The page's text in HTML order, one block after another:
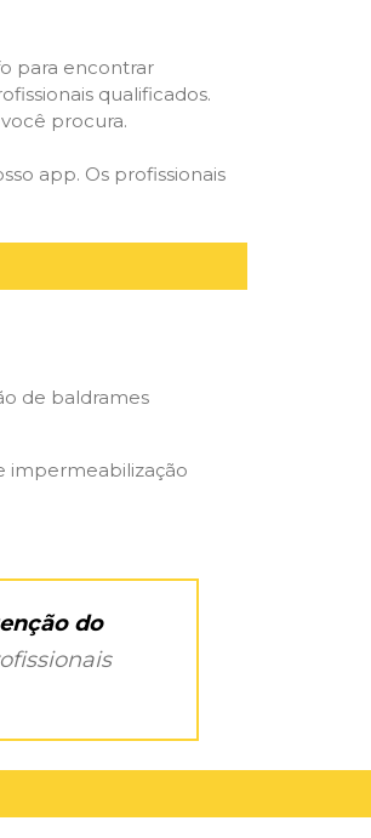
para encontrar
qualificados.
procura.
app. Os profissionais
de baldrames
impermeabilização
do